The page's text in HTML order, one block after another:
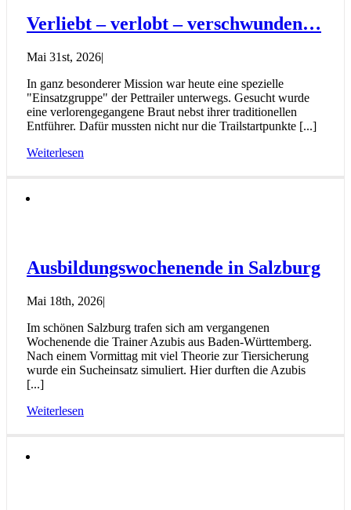
Verliebt – verlobt – verschwunden…
Mai 31st, 2026|
In ganz besonderer Mission war heute eine spezielle
"Einsatzgruppe" der Pettrailer unterwegs. Gesucht wurde
eine verlorengegangene Braut nebst ihrer traditionellen
Entführer. Dafür mussten nicht nur die Trailstartpunkte [...]
Weiterlesen
Ausbildungswochenende in Salzburg
Mai 18th, 2026|
Im schönen Salzburg trafen sich am vergangenen
Wochenende die Trainer Azubis aus Baden-Württemberg.
Nach einem Vormittag mit viel Theorie zur Tiersicherung
wurde ein Sucheinsatz simuliert. Hier durften die Azubis
[...]
Weiterlesen